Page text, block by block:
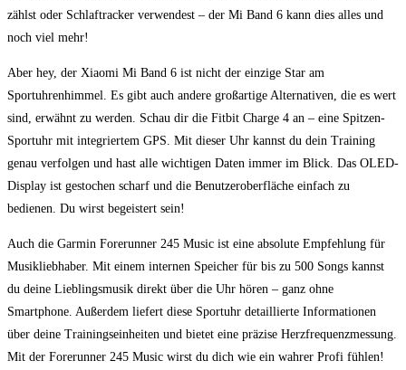
zählst oder Schlaftracker verwendest – der Mi Band ⁢6 kann ‌dies alles⁢ und
noch ⁣viel⁢ mehr!
Aber hey, der Xiaomi Mi Band 6‌ ist nicht der einzige Star am
⁣Sportuhrenhimmel.‍ Es gibt auch andere großartige Alternativen, die es wert
sind, erwähnt zu werden. Schau dir die Fitbit Charge 4 an – eine Spitzen-
Sportuhr mit integriertem GPS. Mit dieser Uhr kannst du dein⁢ Training
genau verfolgen und hast alle wichtigen ⁢Daten⁣ immer ‌im⁢ Blick. Das OLED-
Display ist gestochen scharf und die ⁢Benutzeroberfläche einfach zu
bedienen. Du wirst begeistert sein!
Auch⁤ die Garmin ⁤Forerunner ‍245 Music ist⁣ eine absolute‌ Empfehlung für⁣
Musikliebhaber. Mit ‍einem ‍internen Speicher für bis ‌zu 500 Songs kannst⁢
du deine Lieblingsmusik direkt über die Uhr‍ hören ‍– ganz ohne
Smartphone. Außerdem liefert⁢ diese Sportuhr detaillierte Informationen
über deine Trainingseinheiten‍ und bietet‍ eine präzise Herzfrequenzmessung.
Mit der Forerunner 245 Music wirst du dich wie ein wahrer‍ Profi fühlen!